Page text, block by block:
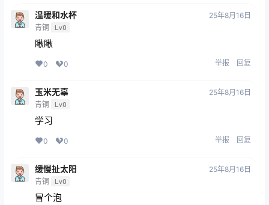
温暖和水杯
青铜 Lv0
25年8月16日
瞅瞅
0 0 举报 回复
玉米无辜
青铜 Lv0
25年8月16日
学习
0 0 举报 回复
缓慢扯太阳
青铜 Lv0
25年8月16日
冒个泡